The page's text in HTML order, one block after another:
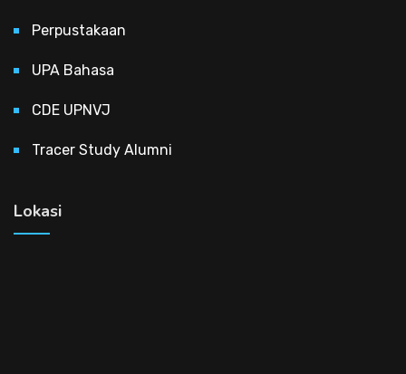
Perpustakaan
UPA Bahasa
CDE UPNVJ
Tracer Study Alumni
Lokasi